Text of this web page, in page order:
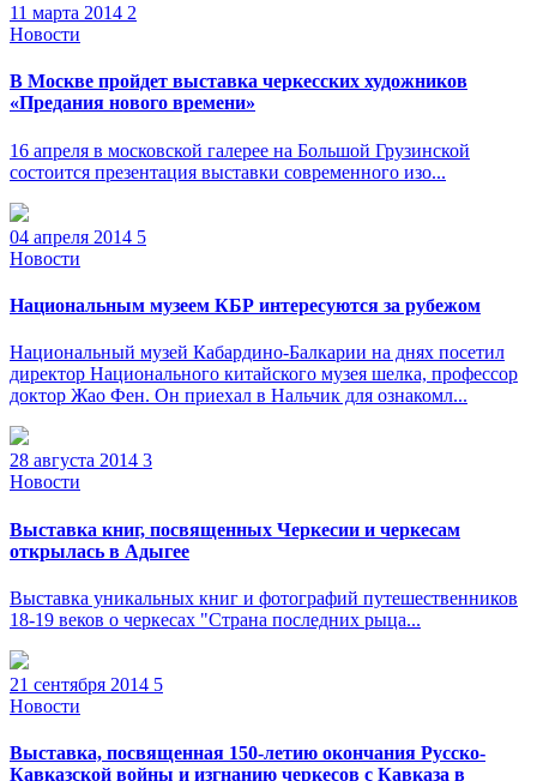
11 марта 2014 2
Новости
В Москве пройдет выставка черкесских художников
«Предания нового времени»
16 апреля в московской галерее на Большой Грузинской
состоится презентация выставки современного изо...
04 апреля 2014 5
Новости
Национальным музеем КБР интересуются за рубежом
Национальный музей Кабардино-Балкарии на днях посетил
директор Национального китайского музея шелка, профессор
доктор Жао Фен. Он приехал в Нальчик для ознакомл...
28 августа 2014 3
Новости
Выставка книг, посвященных Черкесии и черкесам
открылась в Адыгее
Выставка уникальных книг и фотографий путешественников
18-19 веков о черкесах "Страна последних рыца...
21 сентября 2014 5
Новости
Выставка, посвященная 150-летию окончания Русско-
Кавказской войны и изгнанию черкесов с Кавказа в